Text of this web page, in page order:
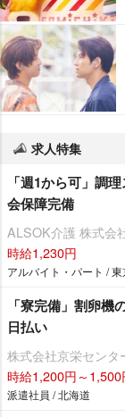
求人特集
「週1から可」調
会保障完備
ALSOK介護 株式会
時給1,230円
アルバイト・パート /
「寮完備」割卵
日払い
株式会社京栄センタ
時給1,200円～1,500
派遣社員 / 北海道